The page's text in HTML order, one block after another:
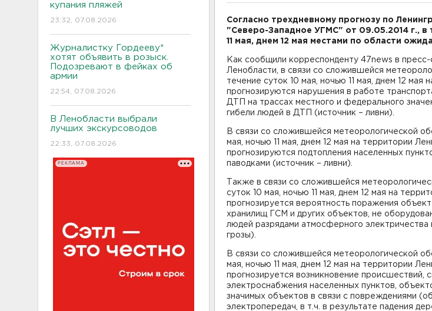
купания пляжей
23:32, 07.08.2026
Журналистку Гордееву*
хотят объявить в розыск.
Подозревают в фейках об
армии
22:54, 07.08.2026
В Ленобласти выбрали
лучших экскурсоводов
22:33, 07.08.2026
РЕКЛАМА
Согласно трехдневному прогнозу по
"Северо-Западное УГМС" от 09.05.2014 г., в
11 мая, днем 12 мая местами по области
Как сообщили корреспонденту 47news в
Ленобласти, в связи со сложившейся
течение суток 10 мая, ночью 11 мая, днем 12 мая
прогнозируются нарушения в работе
ДТП на трассах местного и федерального
гибели людей в ДТП (источник – ливни).
В связи со сложившейся метеорологической
мая, ночью 11 мая, днем 12 мая на территории
прогнозируются подтопления населенных
паводками (источник – ливни).
Также в связи со сложившейся
суток 10 мая, ночью 11 мая, днем 12 мая на
прогнозируется вероятность поражения
хранилищ ГСМ и других объектов, не
людей разрядами атмосферного электричества
грозы).
В связи со сложившейся метеорологической
мая, ночью 11 мая, днем 12 мая на территории
прогнозируется возникновение происшествий,
электроснабжения населенных пунктов,
значимых объектов в связи с повреждениями
электропередач, в т.ч. в результате падения